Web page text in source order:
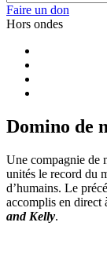
Faire un don
Hors ondes
Domino de
Une compagnie de
unités le record du
d’humains. Le
accomplis en direct
and Kelly.